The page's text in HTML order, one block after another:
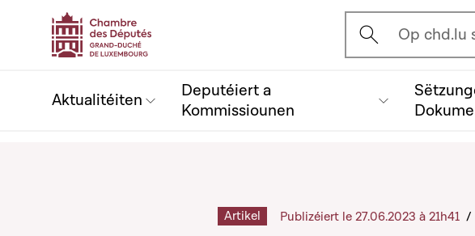
Ouvrir l'écran de
Op chd.lu
Aktualitéiten
Deputéiert a
Kommissiounen
Artikel Publizéiert le 27.06.2023 à 21h41 /